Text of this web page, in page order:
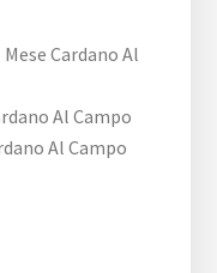
Cardano Al
Al Campo
Al Campo